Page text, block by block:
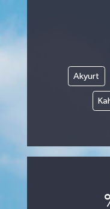
Akyurt